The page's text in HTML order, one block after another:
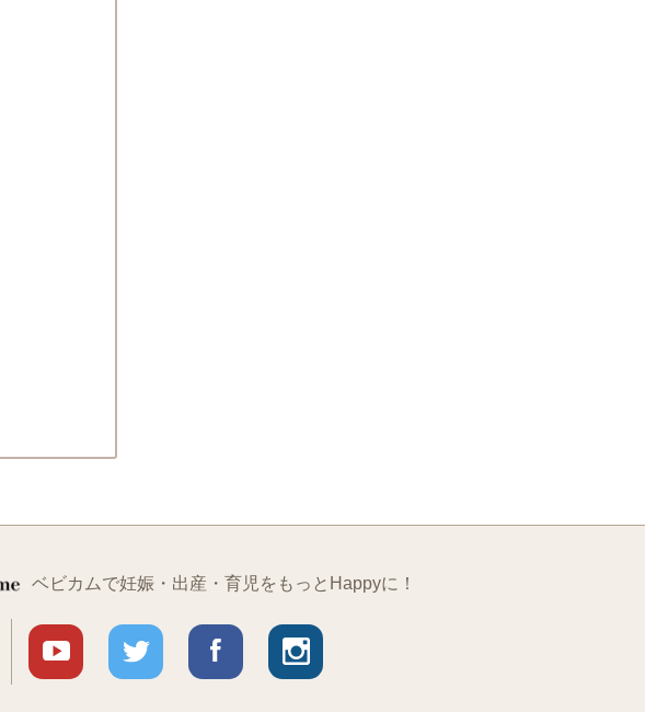
ベビカムで妊娠・出産・育児をもっとHappyに！